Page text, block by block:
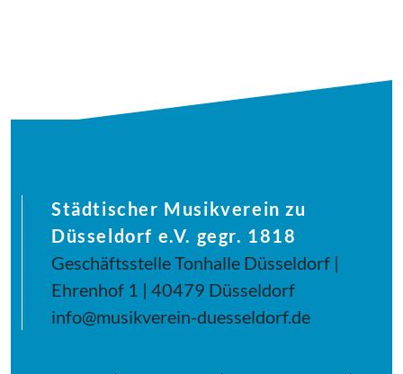
Städtischer Musikverein zu
Düsseldorf e.V. gegr. 1818
Geschäftsstelle Tonhalle Düsseldorf |
Ehrenhof 1 | 40479 Düsseldorf
info@musikverein-duesseldorf.de